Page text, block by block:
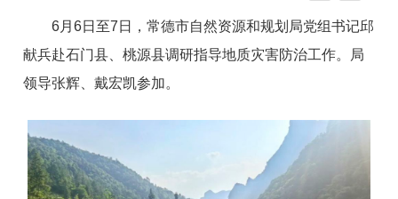
6月6日至7日，常德市自然资源和规划局党组书记邱
献兵赴石门县、桃源县调研指导地质灾害防治工作。局
领导张辉、戴宏凯参加。